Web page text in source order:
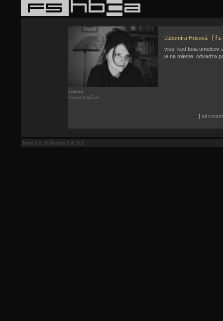
violinist
Daniel Vojtíšek
Ľubomíra Hricová
vies, ked fotia umelcov
je na mieste. odvadza
[ all
fstop-3.6.10.1/eloise-2.4.15.9